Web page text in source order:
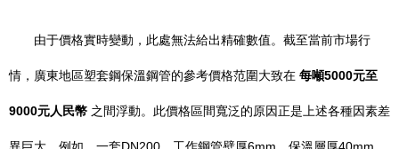
由于價格實時變動，此處無法給出精確數值。截至當前市場行
情，廣東地區塑套鋼保溫鋼管的參考價格范圍大致在 每噸5000元至
9000元人民幣 之間浮動。此價格區間寬泛的原因正是上述各種因素差